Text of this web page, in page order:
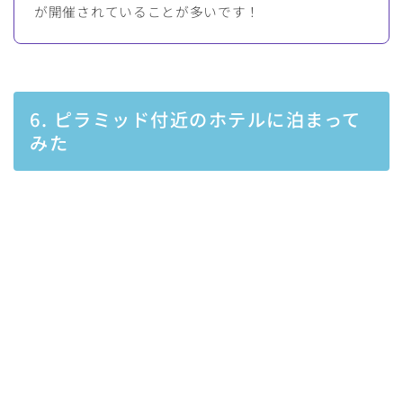
が開催されていることが多いです！
6. ピラミッド付近のホテルに泊まって
みた